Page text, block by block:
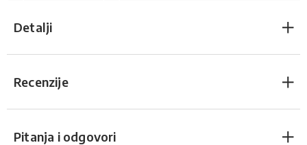
Detalji
Recenzije
Pitanja i odgovori